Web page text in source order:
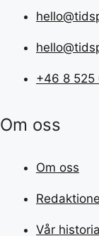
+46 8 525
Om oss
Om oss
Vår historia